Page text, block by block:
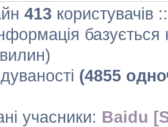
413 користувачів
базується
(4855
учасники: Baidu